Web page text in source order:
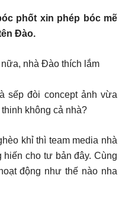
phốt xin phép bóc mẽ
Đào.
nhà Đào thích lắm
sếp đòi concept ảnh vừa
không cả nhà?
khỉ thì team media nhà
cho tư bản đây. Cùng
động như thế nào nha